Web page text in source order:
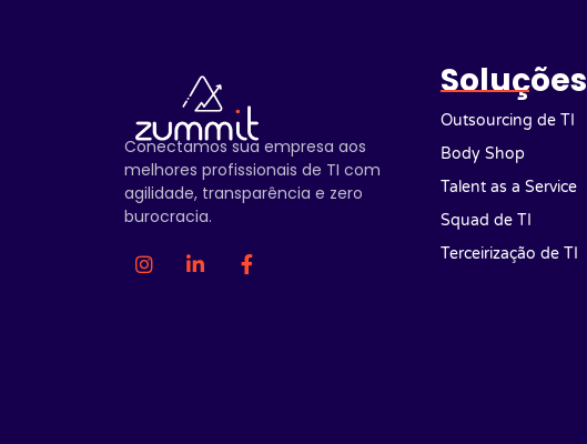
Conectamos sua empresa aos
melhores profissionais de TI com
agilidade, transparência e zero
burocracia.
Soluções
Outsourcing de TI
Body Shop
Talent as a Service
Squad de TI
Terceirização de TI